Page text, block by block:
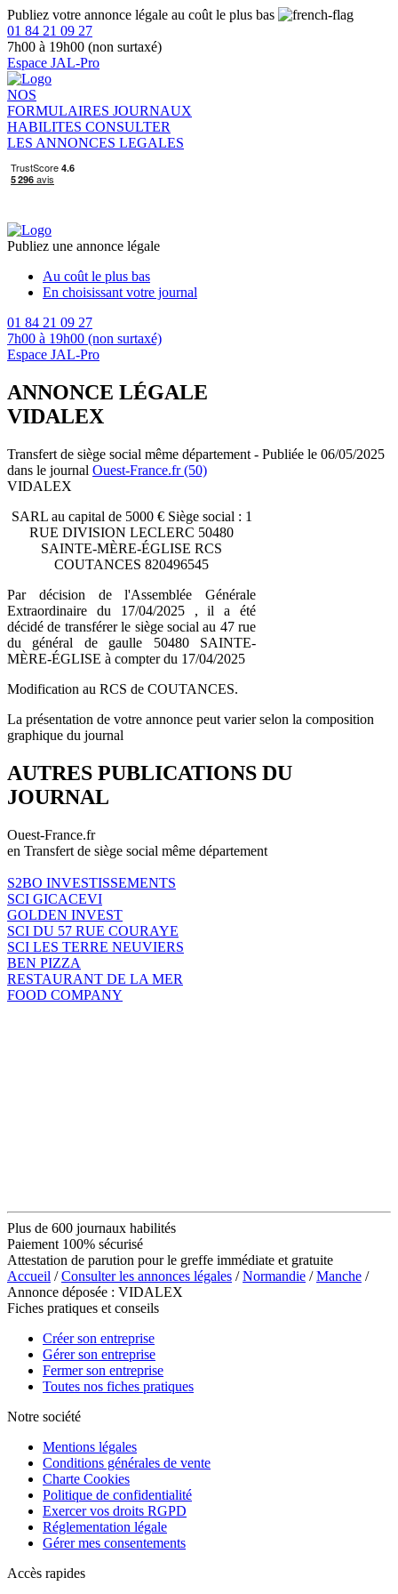
Publiez votre annonce légale au coût le plus bas
01 84 21 09 27
7h00 à 19h00 (non surtaxé)
Espace JAL-Pro
NOS
FORMULAIRES JOURNAUX
HABILITES CONSULTER
LES ANNONCES LEGALES
Publiez une annonce légale
Au coût le plus bas
En choisissant votre journal
01 84 21 09 27
7h00 à 19h00 (non surtaxé)
Espace JAL-Pro
ANNONCE LÉGALE
VIDALEX
Transfert de siège social même département - Publiée le 06/05/2025
dans le journal Ouest-France.fr (50)
VIDALEX
SARL au capital de 5000 € Siège social : 1
RUE DIVISION LECLERC 50480
SAINTE-MÈRE-ÉGLISE RCS
COUTANCES 820496545
Par décision de l'Assemblée Générale
Extraordinaire du 17/04/2025 , il a été
décidé de transférer le siège social au 47 rue
du général de gaulle 50480 SAINTE-
MÈRE-ÉGLISE à compter du 17/04/2025
Modification au RCS de COUTANCES.
La présentation de votre annonce peut varier selon la composition
graphique du journal
AUTRES PUBLICATIONS DU
JOURNAL
Ouest-France.fr
en Transfert de siège social même département
S2BO INVESTISSEMENTS
SCI GICACEVI
GOLDEN INVEST
SCI DU 57 RUE COURAYE
SCI LES TERRE NEUVIERS
BEN PIZZA
RESTAURANT DE LA MER
FOOD COMPANY
Plus de 600 journaux habilités
Paiement 100% sécurisé
Attestation de parution pour le greffe immédiate et gratuite
Accueil /Consulter les annonces légales /Normandie /Manche /
Annonce déposée : VIDALEX
Fiches pratiques et conseils
Créer son entreprise
Gérer son entreprise
Fermer son entreprise
Toutes nos fiches pratiques
Notre société
Mentions légales
Conditions générales de vente
Charte Cookies
Politique de confidentialité
Exercer vos droits RGPD
Réglementation légale
Gérer mes consentements
Accès rapides